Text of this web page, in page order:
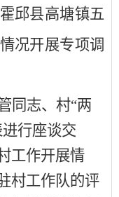
邱县高塘镇五
况开展专项调
同志、村“两
行座谈交
工作开展情
村工作队的评